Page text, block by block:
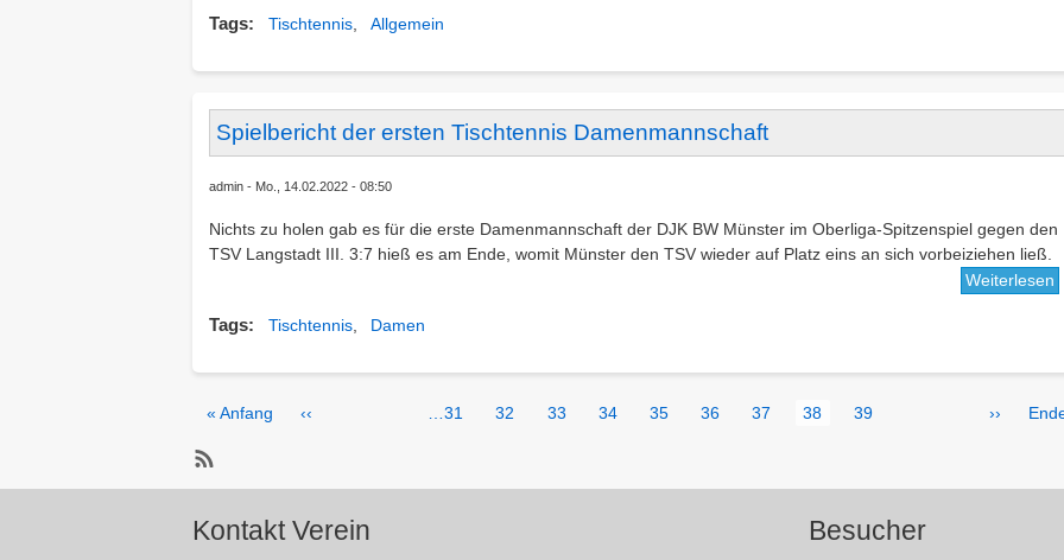
Tags Tischtennis Allgemein
Spielbericht der ersten Tischtennis Damenmannschaft
admin Mo., 14.02.2022 - 08:50
Nichts zu holen gab es für die erste Damenmannschaft der DJK BW Münster im Oberliga-Spitzenspiel gegen den
TSV Langstadt III. 3:7 hieß es am Ende, womit Münster den TSV wieder auf Platz eins an sich vorbeiziehen ließ.
Weiterlesen
Tags Tischtennis Damen
Seitennummerierung
Erste
« Anfang
Vorherige
‹‹ Page
…31 Page
32 Page
33 Page
34 Page
35 Page
36 Page
37
Aktuelle
38 Page
39
Nächste
››
SubscribeTischtennis
Kontakt Verein Besucher